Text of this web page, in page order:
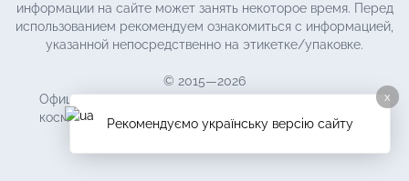
информации на сайте может занять некоторое время. Перед
использованием рекомендуем ознакомиться с информацией,
указанной непосредственно на этикетке/упаковке.
© 2015—2026
Официальный дистрибьютор натуральной корейской
косметики Benton в Украине. © Все права защищены.
Рекомендуємо українську версію сайту
x